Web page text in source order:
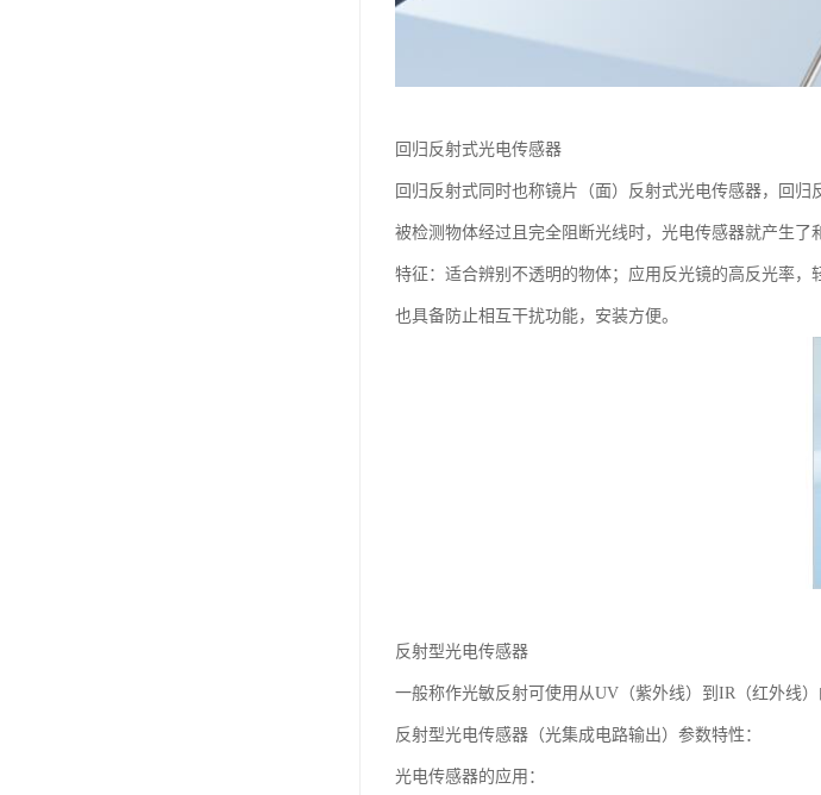
回归反射式光电传感器
回归反射式同时也称镜片（面）反射式光电传感器，回
被检测物体经过且完全阻断光线时，光电传感器就产生了
特征：适合辨别不透明的物体；应用反光镜的高反光率
也具备防止相互干扰功能，安装方便。
反射型光电传感器
一般称作光敏反射可使用从UV（紫外线）到IR（红外线
反射型光电传感器（光集成电路输出）参数特性：
光电传感器的应用：